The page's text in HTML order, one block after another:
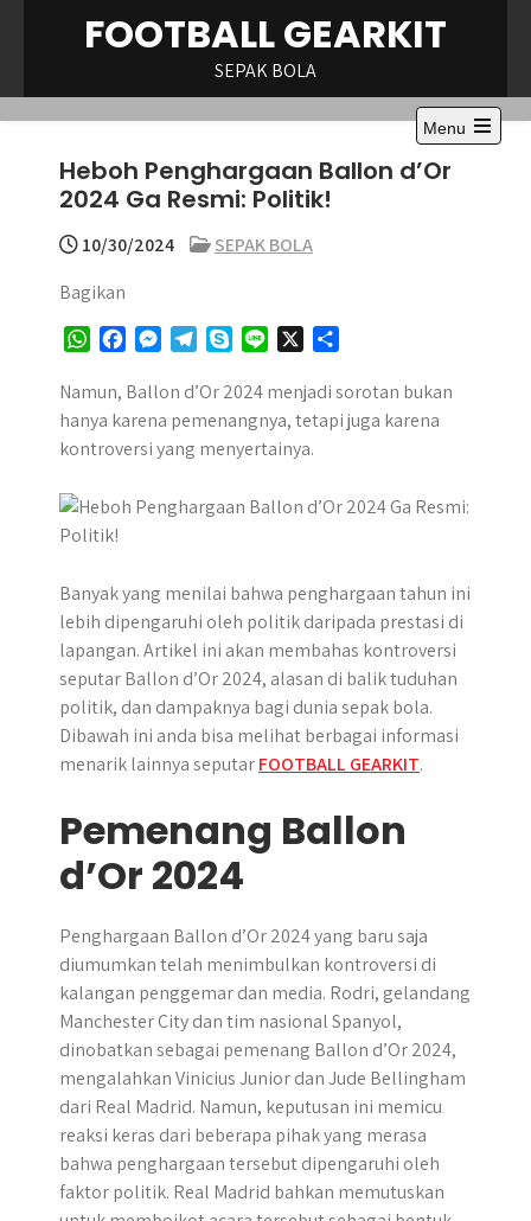
FOOTBALL GEARKIT
SEPAK BOLA
Menu
Heboh Penghargaan Ballon d’Or
2024 Ga Resmi: Politik!
10/30/2024
SEPAK BOLA
Bagikan
W
a
t
s
p
c
e
b
k
s
s
e
e
l
e
g
m
y
p
e
n
e
a
r
Namun, Ballon d’Or 2024 menjadi sorotan bukan
hanya karena pemenangnya, tetapi juga karena
kontroversi yang menyertainya.
Banyak yang menilai bahwa penghargaan tahun ini
lebih dipengaruhi oleh politik daripada prestasi di
lapangan. Artikel ini akan membahas kontroversi
seputar Ballon d’Or 2024, alasan di balik tuduhan
politik, dan dampaknya bagi dunia sepak bola.
Dibawah ini anda bisa melihat berbagai informasi
menarik lainnya seputarFOOTBALL GEARKIT.
Pemenang Ballon
d’Or 2024
Penghargaan Ballon d’Or 2024 yang baru saja
diumumkan telah menimbulkan kontroversi di
kalangan penggemar dan media. Rodri, gelandang
Manchester City dan tim nasional Spanyol,
dinobatkan sebagai pemenang Ballon d’Or 2024,
mengalahkan Vinicius Junior dan Jude Bellingham
dari Real Madrid. Namun, keputusan ini memicu
reaksi keras dari beberapa pihak yang merasa
bahwa penghargaan tersebut dipengaruhi oleh
faktor politik. Real Madrid bahkan memutuskan